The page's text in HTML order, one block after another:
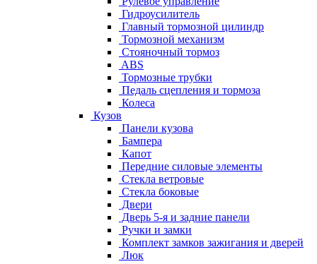
Гидроусилитель
Главный тормозной цилиндр
Тормозной механизм
Стояночный тормоз
ABS
Тормозные трубки
Педаль сцепления и тормоза
Колеса
Кузов
Панели кузова
Бампера
Капот
Передние силовые элементы
Стекла ветровые
Стекла боковые
Двери
Дверь 5-я и задние панели
Ручки и замки
Комплект замков зажигания и дверей
Люк